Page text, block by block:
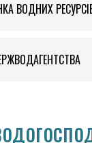
ВОДНИХ